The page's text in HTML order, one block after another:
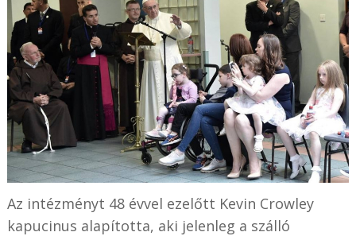
Az intézményt 48 évvel ezelőtt Kevin Crowley
kapucinus alapította, aki jelenleg a szálló